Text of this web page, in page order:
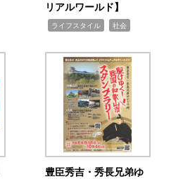
リアルワールド】
ライフスタイル 社会
豊臣秀吉・秀長兄弟ゆ